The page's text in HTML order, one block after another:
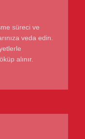
süreci ve
veda edin.
alınır.